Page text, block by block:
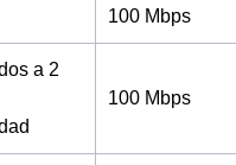
100 Mbps
a 2
100 Mbps